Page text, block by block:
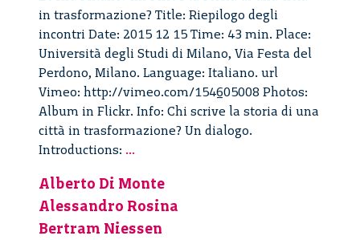
in trasformazione? Title: Riepilogo degli
incontri Date: 2015 12 15 Time: 43 min. Place:
Università degli Studi di Milano, Via Festa del
Perdono, Milano. Language: Italiano. url
Vimeo: http://vimeo.com/154605008 Photos:
Album in Flickr. Info: Chi scrive la storia di una
città in trasformazione? Un dialogo.
Introductions: ...
la
storia
di
Alberto Di Monte
Alessandro Rosina
Bertram Niessen